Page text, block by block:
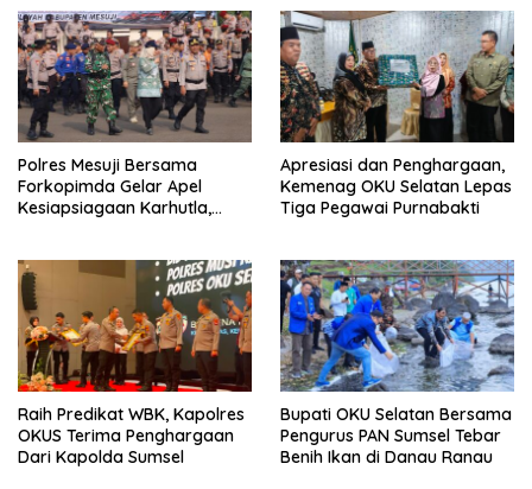
Polres Mesuji Bersama
Forkopimda Gelar Apel
Kesiapsiagaan Karhutla,
Apresiasi dan Penghargaan,
Kemenag OKU Selatan Lepas
Tiga Pegawai Purnabakti
Raih Predikat WBK, Kapolres
OKUS Terima Penghargaan
Dari Kapolda Sumsel
Bupati OKU Selatan Bersama
Pengurus PAN Sumsel Tebar
Benih Ikan di Danau Ranau